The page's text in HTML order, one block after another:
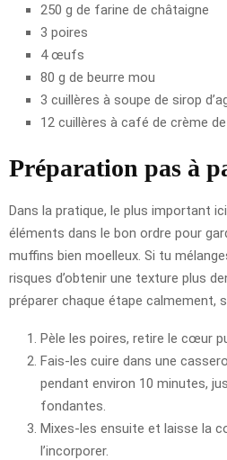
250 g de farine de châtaigne
3 poires
4 œufs
80 g de beurre mou
3 cuillères à soupe de sirop
12 cuillères à café de crème
Préparation pas à
Dans la pratique, le plus important
éléments dans le bon ordre pour
muffins bien moelleux. Si tu
risques d’obtenir une texture plus
préparer chaque étape calmement,
Pèle les poires, retire le cœur
Fais-les cuire dans une
pendant environ 10 minutes,
fondantes.
Mixes-les ensuite et laisse la
l’incorporer.